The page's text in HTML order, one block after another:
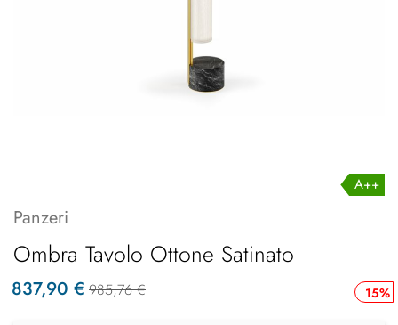
A++
Panzeri
Ombra Tavolo Ottone Satinato
15%
837,90 € 985,76 €